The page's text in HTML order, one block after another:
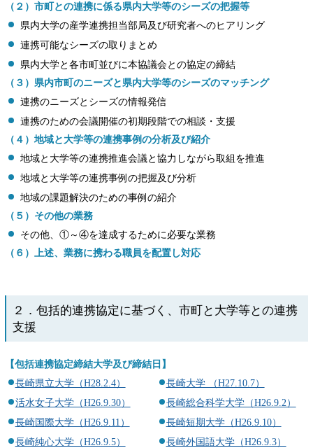
（２）市町との連携に係る県内大学等のシーズの把握等
県内大学の産学連携担当部局及び研究者へのヒアリング
連携可能なシーズの取りまとめ
県内大学と各市町並びに本協議会との協定の締結
（３）県内市町のニーズと県内大学等のシーズのマッチング
連携のニーズとシーズの情報発信
連携のための会議開催の初期段階での相談・支援
（４）地域と大学等の連携事例の分析及び紹介
地域と大学等の連携推進会議と協力しながら取組を推進
地域と大学等の連携事例の把握及び分析
地域の課題解決のための事例の紹介
（５）その他の業務
その他、①～④を達成するために必要な業務
（６）上述、業務に携わる職員を配置し対応
２．包括的連携協定に基づく、市町と大学等との連携
支援
【包括連携協定締結大学及び締結日】
長崎県立大学（H28.2.4）
長崎大学 （H27.10.7）
活水女子大学（H26.9.30）
長崎総合科学大学（H26.9.2）
長崎国際大学（H26.9.11）
長崎短期大学（H26.9.10）
長崎純心大学（H26.9.5）
長崎外国語大学（H26.9.3）